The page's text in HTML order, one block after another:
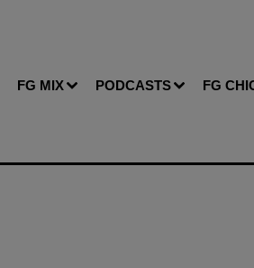
FG MIX PODCASTS FG